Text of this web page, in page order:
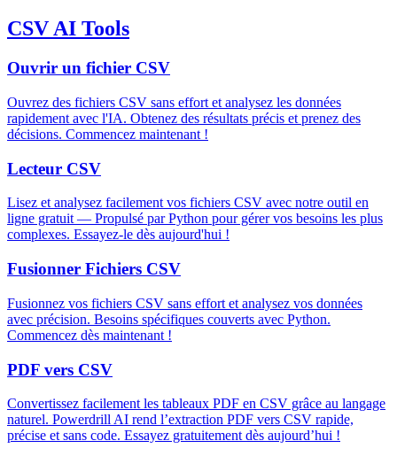
CSV AI Tools
Ouvrir un fichier CSV
Ouvrez des fichiers CSV sans effort et analysez les données
rapidement avec l'IA. Obtenez des résultats précis et prenez des
décisions. Commencez maintenant !
Lecteur CSV
Lisez et analysez facilement vos fichiers CSV avec notre outil en
ligne gratuit — Propulsé par Python pour gérer vos besoins les plus
complexes. Essayez-le dès aujourd'hui !
Fusionner Fichiers CSV
Fusionnez vos fichiers CSV sans effort et analysez vos données
avec précision. Besoins spécifiques couverts avec Python.
Commencez dès maintenant !
PDF vers CSV
Convertissez facilement les tableaux PDF en CSV grâce au langage
naturel. Powerdrill AI rend l’extraction PDF vers CSV rapide,
précise et sans code. Essayez gratuitement dès aujourd’hui !